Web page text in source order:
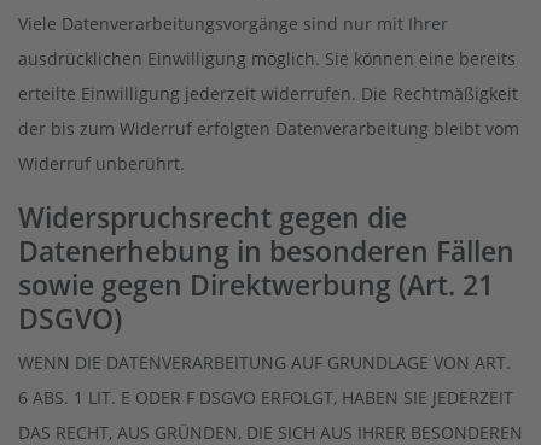
Viele Datenverarbeitungsvorgänge sind nur mit Ihrer
ausdrücklichen Einwilligung möglich. Sie können eine bereits
erteilte Einwilligung jederzeit widerrufen. Die Rechtmäßigkeit
der bis zum Widerruf erfolgten Datenverarbeitung bleibt vom
Widerruf unberührt.
Widerspruchsrecht gegen die
Datenerhebung in besonderen Fällen
sowie gegen Direktwerbung (Art. 21
DSGVO)
WENN DIE DATENVERARBEITUNG AUF GRUNDLAGE VON ART.
6 ABS. 1 LIT. E ODER F DSGVO ERFOLGT, HABEN SIE JEDERZEIT
DAS RECHT, AUS GRÜNDEN, DIE SICH AUS IHRER BESONDEREN